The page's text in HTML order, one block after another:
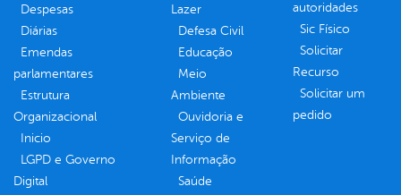
Despesas
Diárias
Emendas
parlamentares
Estrutura
Organizacional
Inicio
LGPD e Governo
Digital
Lazer
Defesa Civil
Educação
Meio
Ambiente
Ouvidoria e
Serviço de
Informação
Saúde
autoridades
Sic Físico
Solicitar
Recurso
Solicitar um
pedido